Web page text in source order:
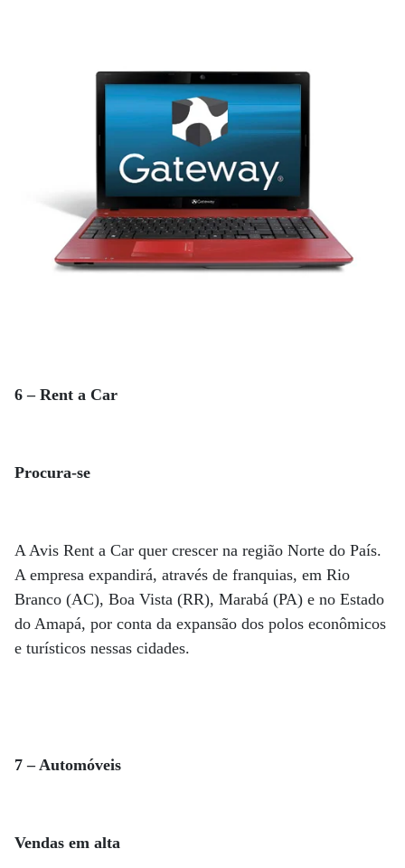
6 – Rent a Car
Procura-se
A Avis Rent a Car quer crescer na região Norte do País.
A empresa expandirá, através de franquias, em Rio
Branco (AC), Boa Vista (RR), Marabá (PA) e no Estado
do Amapá, por conta da expansão dos polos econômicos
e turísticos nessas cidades.
7 – Automóveis
Vendas em alta